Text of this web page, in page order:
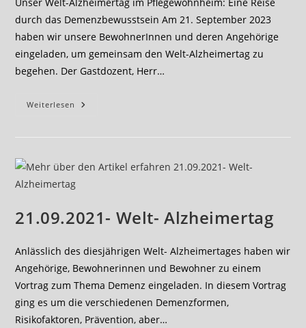
durch das Demenzbewusstsein Am 21. September 2023
haben wir unsere BewohnerInnen und deren Angehörige
eingeladen, um gemeinsam den Welt-Alzheimertag zu
begehen. Der Gastdozent, Herr…
Weiterlesen Unser
Reise
Durch
Das
Demenzbewusstsein
21.09.2021- Welt- Alzheimertag
Anlässlich des diesjährigen Welt- Alzheimertages haben wir
Angehörige, Bewohnerinnen und Bewohner zu einem
Vortrag zum Thema Demenz eingeladen. In diesem Vortrag
ging es um die verschiedenen Demenzformen,
Risikofaktoren, Prävention, aber…